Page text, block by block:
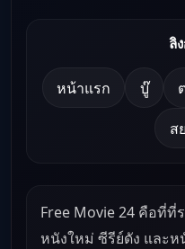
ลิ
หน้าแรก บู๊
ส
Free Movie 24 คือที่ที่
หนังใหม่ ซีรีย์ดัง และห